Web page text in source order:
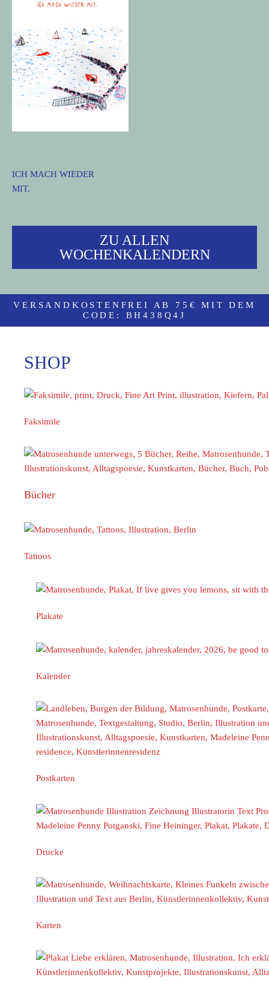
ICH MACH WIEDER
MIT.
ZU ALLEN
WOCHENKALENDERN
VERSANDKOSTENFREI AB 75€ MIT DEM
CODE: BH438Q4J
SHOP
Faksimile
Bücher
Tattoos
Plakate
Kalender
Postkarten
Drucke
Karten